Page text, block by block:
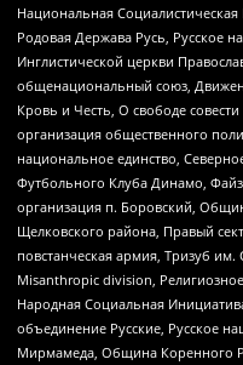
Национальная
Родовая Держава Русь, Русское
Инглистической церкви
общенациональный союз,
Кровь и Честь, О свободе
организация общественного
национальное единство,
Футбольного Клуба Динамо,
организация п. Боровский,
Щелковского района, Правый
повстанческая армия, Тризуб им.
Misanthropic division,
Народная Социальная
объединение Русские, Русское
Мирмамеда, Община Коренного